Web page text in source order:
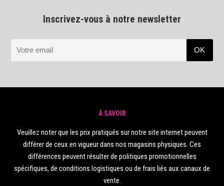
Inscrivez-vous à notre newsletter
À SAVOIR
Veuillez noter que les prix pratiqués sur notre site internet peuvent
différer de ceux en vigueur dans nos magasins physiques. Ces
différences peuvent résulter de politiques promotionnelles
spécifiques, de conditions logistiques ou de frais liés aux canaux de
vente.